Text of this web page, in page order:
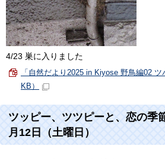
4/23 巣に入りました
「自然だより2025 in Kiyose 野鳥編02
KB）
ツッピー、ツツピーと、恋の
月12日（土曜日）